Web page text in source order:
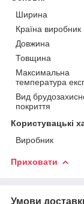
Ширина
Країна виробник
Довжина
Товщина
Максимальна
температура
Вид
покриття
Користувацькі
Виробник
Приховати
Умови